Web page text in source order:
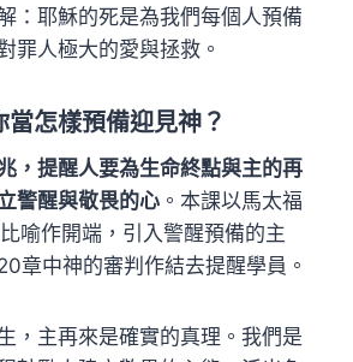
：耶穌的死是為我們每個人預備
罪人極大的愛與拯救。
當怎樣預備迎見神？
，提醒人要為生命終點與主的再
警醒與敬畏的心 。本課以馬太福
喻作開端，引入警醒預備的主
章中神的審判作結去提醒學員。
，主再來是確實的真理。我們是